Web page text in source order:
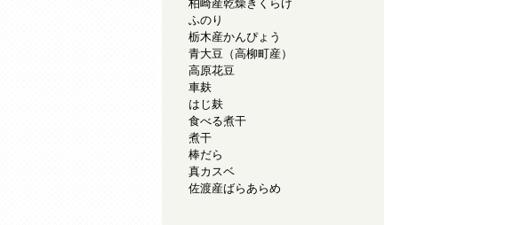
柏崎産乾燥きくらげ
ふのり
栃木産かんぴょう
青大豆（高柳町産）
高原花豆
車麸
はじ麸
食べる煮干
煮干
棒だら
真カスベ
佐渡産ばらあらめ